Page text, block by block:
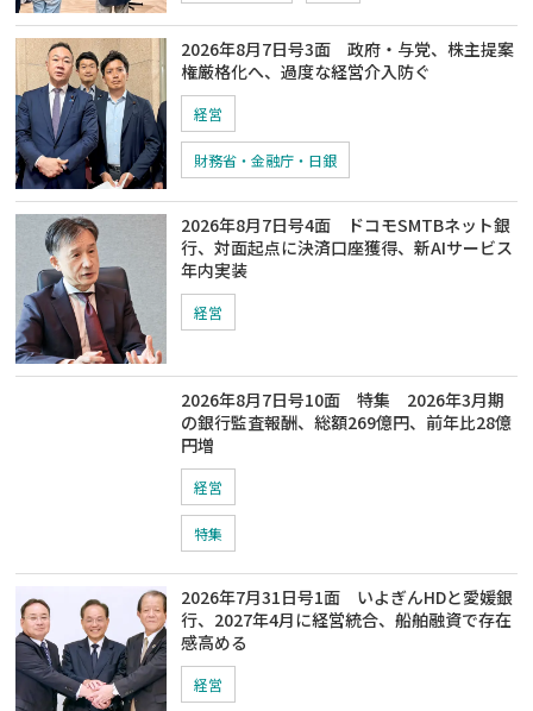
2026年8月7日号3面 政府・与党、株主提案
権厳格化へ、過度な経営介入防ぐ
経営
財務省・金融庁・日銀
2026年8月7日号4面 ドコモSMTBネット銀
行、対面起点に決済口座獲得、新AIサービス
年内実装
経営
2026年8月7日号10面 特集 2026年3月期
の銀行監査報酬、総額269億円、前年比28億
円増
経営
特集
2026年7月31日号1面 いよぎんHDと愛媛銀
行、2027年4月に経営統合、船舶融資で存在
感高める
経営